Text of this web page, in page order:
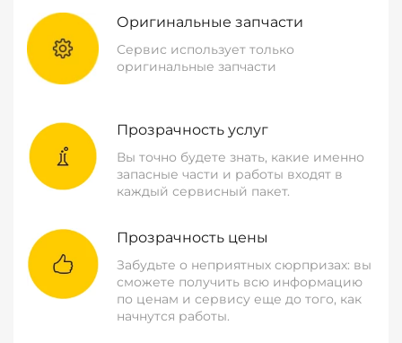
Оригинальные запчасти
Сервис использует только
оригинальные запчасти
Прозрачность услуг
Вы точно будете знать, какие именно
запасные части и работы входят в
каждый сервисный пакет.
Прозрачность цены
Забудьте о неприятных сюрпризах: вы
сможете получить всю информацию
по ценам и сервису еще до того, как
начнутся работы.